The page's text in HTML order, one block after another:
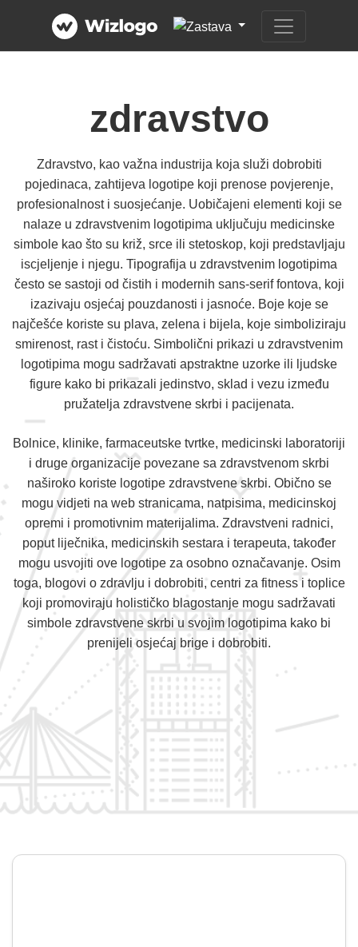
zdravstvo
Zdravstvo, kao važna industrija koja služi dobrobiti
pojedinaca, zahtijeva logotipe koji prenose povjerenje,
profesionalnost i suosjećanje. Uobičajeni elementi koji se
nalaze u zdravstvenim logotipima uključuju medicinske
simbole kao što su križ, srce ili stetoskop, koji predstavljaju
iscjeljenje i njegu. Tipografija u zdravstvenim logotipima
često se sastoji od čistih i modernih sans-serif fontova, koji
izazivaju osjećaj pouzdanosti i jasnoće. Boje koje se
najčešće koriste su plava, zelena i bijela, koje simboliziraju
smirenost, rast i čistoću. Simbolični prikazi u zdravstvenim
logotipima mogu sadržavati apstraktne uzorke ili ljudske
figure kako bi prikazali jedinstvo, sklad i vezu između
pružatelja zdravstvene skrbi i pacijenata.
Bolnice, klinike, farmaceutske tvrtke, medicinski laboratoriji
i druge organizacije povezane sa zdravstvenom skrbi
naširoko koriste logotipe zdravstvene skrbi. Obično se
mogu vidjeti na web stranicama, natpisima, medicinskoj
opremi i promotivnim materijalima. Zdravstveni radnici,
poput liječnika, medicinskih sestara i terapeuta, također
mogu usvojiti ove logotipe za osobno označavanje. Osim
toga, blogovi o zdravlju i dobrobiti, centri za fitness i toplice
koji promoviraju holističko blagostanje mogu sadržavati
simbole zdravstvene skrbi u svojim logotipima kako bi
prenijeli osjećaj brige i dobrobiti.